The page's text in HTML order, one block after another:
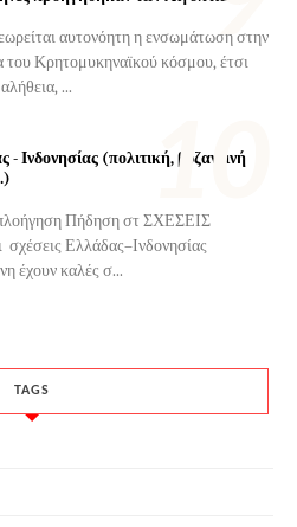
αυτονόητη η ενσωμάτωση στην
του Κρητομυκηναϊκού κόσμου, έτσι
...
- Ινδονησίας (πολιτική, βυζαντινή
Πήδηση στ ΣΧΕΣΕΙΣ
Ελλάδας–Ινδονησίας
έχουν καλές σ...
TAGS